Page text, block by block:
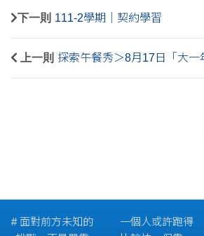
下一則 111-2學期｜契約學習
上一則 探索午餐秀＞8月17日「大一
# 面對前方未知的
一個人或許跑得